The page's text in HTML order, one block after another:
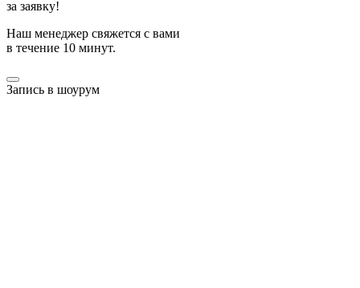
за заявку!
Наш менеджер свяжется с вами
в течение 10 минут.
Запись в шоурум